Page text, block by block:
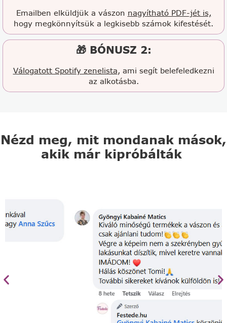
Emailben elküldjük a vászon nagyítható PDF-jét is,
hogy megkönnyítsük a legkisebb számok kifestését.
🎁 BÓNUSZ 2:
Válogatott Spotify zenelista, ami segít belefeledkezni
az alkotásba.
Nézd meg, mit mondanak mások,
akik már kipróbálták